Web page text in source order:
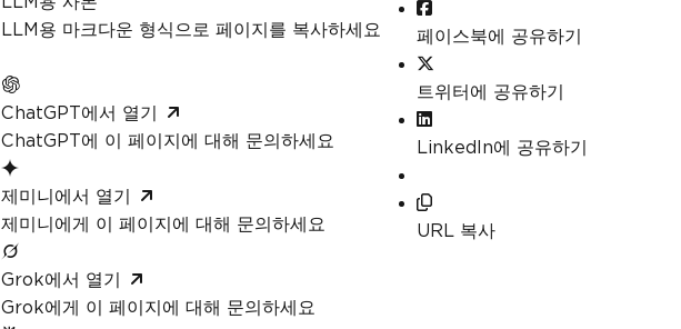
LLM용 마크다운 형식으로 페이지를 복사하세요
ChatGPT에서 열기
ChatGPT에 이 페이지에 대해 문의하세요
제미니에서 열기
제미니에게 이 페이지에 대해 문의하세요
Grok에서 열기
Grok에게 이 페이지에 대해 문의하세요
페이스북에 공유하기
트위터에 공유하기
LinkedIn에 공유하기
URL 복사